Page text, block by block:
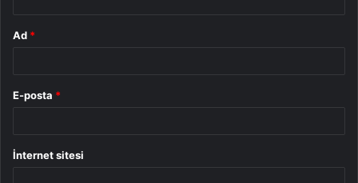
Ad *
E-posta *
İnternet sitesi